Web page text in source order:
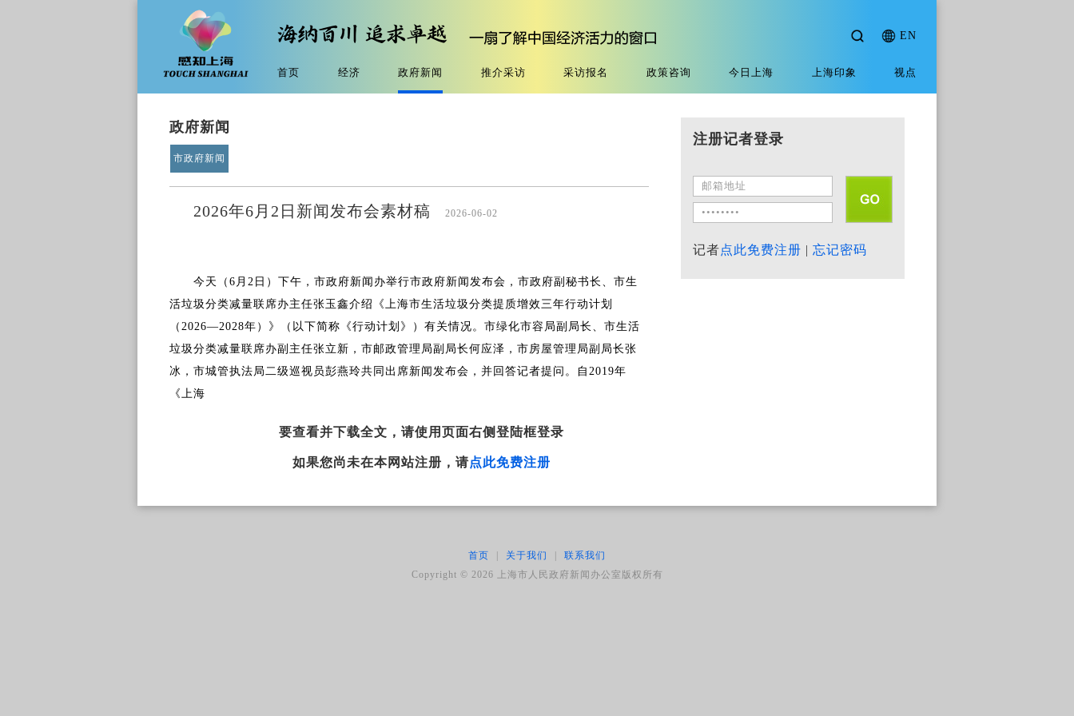
EN
首页 经济 政府新闻 推介采访 采访报名 政策咨询 今日上海 上海印象 视点
政府新闻
市政府新闻
2026年6月2日新闻发布会素材稿 2026-06-02
今天（6月2日）下午，市政府新闻办举行市政府新闻发布会，市政府副秘书长、市生
活垃圾分类减量联席办主任张玉鑫介绍《上海市生活垃圾分类提质增效三年行动计划
（2026—2028年）》（以下简称《行动计划》）有关情况。市绿化市容局副局长、市生活
垃圾分类减量联席办副主任张立新，市邮政管理局副局长何应泽，市房屋管理局副局长张
冰，市城管执法局二级巡视员彭燕玲共同出席新闻发布会，并回答记者提问。自2019年
《上海
要查看并下载全文，请使用页面右侧登陆框登录
如果您尚未在本网站注册，请点此免费注册
注册记者登录
记者点此免费注册 | 忘记密码
首页 关于我们
联系我们
Copyright © 2026 上海市人民政府新闻办公室版权所有